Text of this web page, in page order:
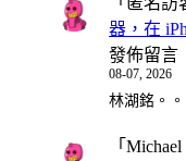
器，在
發佈留言
08-07, 2026
林湖銘。。
「 Michael